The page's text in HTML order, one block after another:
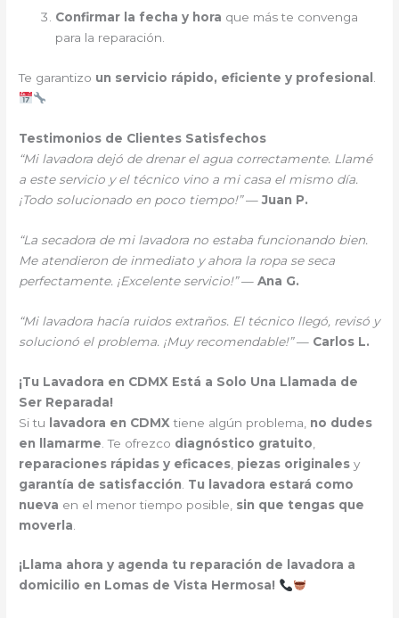
Confirmar la fecha y hora que más te convenga
para la reparación.
Te garantizo un servicio rápido, eficiente y profesional
Testimonios de Clientes Satisfechos
“Mi lavadora dejó de drenar el agua correctamente. Llamé
a este servicio y el técnico vino a mi casa el mismo día.
¡Todo solucionado en poco tiempo!”—Juan P.
“La secadora de mi lavadora no estaba funcionando bien.
Me atendieron de inmediato y ahora la ropa se seca
perfectamente. ¡Excelente servicio!”—Ana G.
“Mi lavadora hacía ruidos extraños. El técnico llegó, revisó y
solucionó el problema. ¡Muy recomendable!”— Carlos L.
¡Tu Lavadora en CDMX Está a Solo Una Llamada de
Ser Reparada!
Si tu lavadora en CDMX tiene algún problema, no dudes
en llamarme . Te ofrezco diagnóstico gratuito
reparaciones rápidas y eficaces piezas originales y
garantía de satisfacción Tu lavadora estará como
nueva en el menor tiempo posible, sin que tengas que
moverla
¡Llama ahora y agenda tu reparación de lavadora a
domicilio en Lomas de Vista Hermosa!